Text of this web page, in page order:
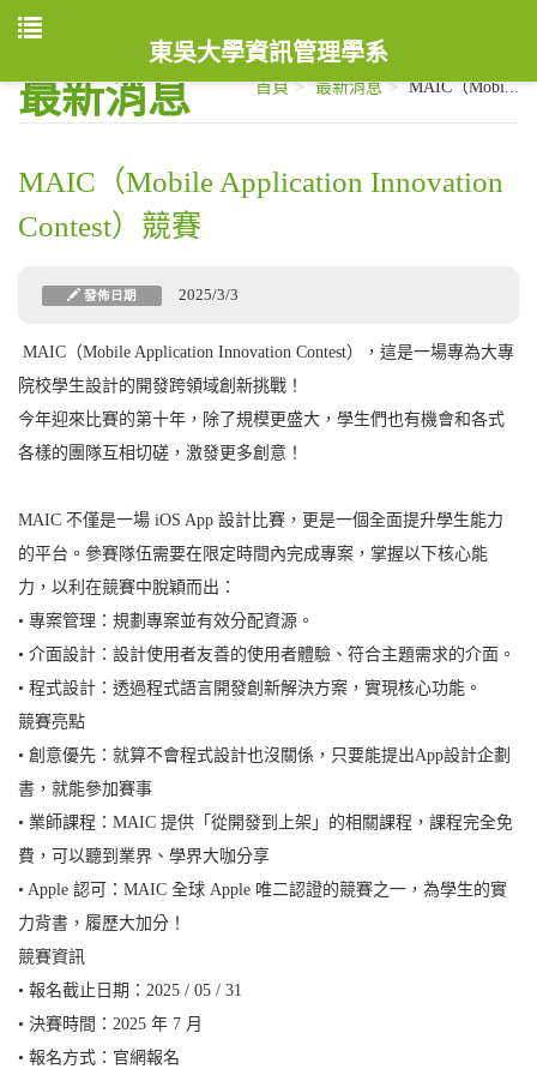
東吳大學資訊管理學系
最新消息 首頁 最新消息 MAIC（Mobi...
MAIC（Mobile Application Innovation
Contest）競賽
發佈日期 2025/3/3
MAIC（Mobile Application Innovation Contest），這是一場專為大專
院校學生設計的開發跨領域創新挑戰！
今年迎來比賽的第十年，除了規模更盛大，學生們也有機會和各式
各樣的團隊互相切磋，激發更多創意！
MAIC 不僅是一場 iOS App 設計比賽，更是一個全面提升學生能力
的平台。參賽隊伍需要在限定時間內完成專案，掌握以下核心能
力，以利在競賽中脫穎而出：
• 專案管理：規劃專案並有效分配資源。
• 介面設計：設計使用者友善的使用者體驗、符合主題需求的介面。
• 程式設計：透過程式語言開發創新解決方案，實現核心功能。
競賽亮點
• 創意優先：就算不會程式設計也沒關係，只要能提出App設計企劃
書，就能參加賽事
• 業師課程：MAIC 提供「從開發到上架」的相關課程，課程完全免
費，可以聽到業界、學界大咖分享
• Apple 認可：MAIC 全球 Apple 唯二認證的競賽之一，為學生的實
力背書，履歷大加分！
競賽資訊
• 報名截止日期：2025 / 05 / 31
• 決賽時間：2025 年 7 月
• 報名方式：官網報名